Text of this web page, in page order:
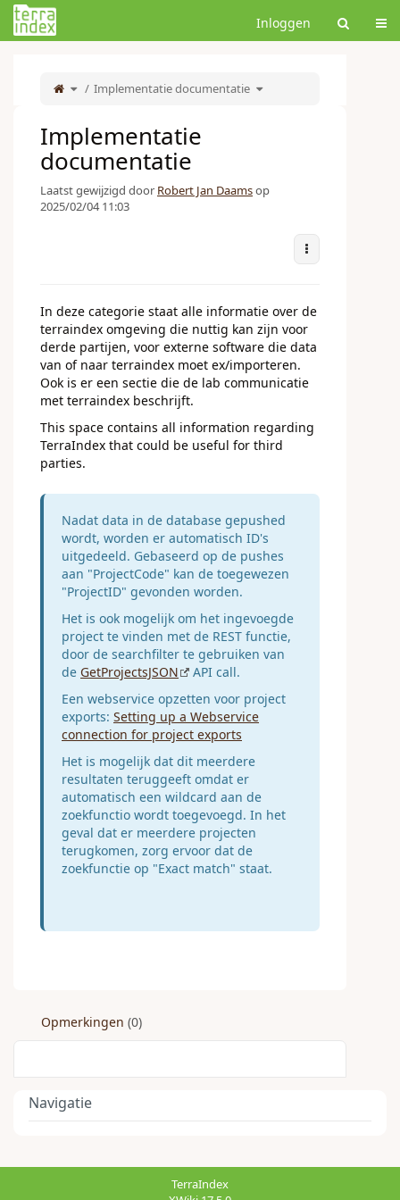
Home
Inloggen
Toggle
the
parent
tree
Implementatie documentatie Toggle
the
hierarchy
Implementatie
documentatie
Laatst gewijzigd door Robert Jan Daamsop
2025/02/04 11:03
More Actions
In deze categorie staat alle informatie over de
terraindex omgeving die nuttig kan zijn voor
derde partijen, voor externe software die data
van of naar terraindex moet ex/importeren.
Ook is er een sectie die de lab communicatie
met terraindex beschrijft.
This space contains all information regarding
TerraIndex that could be useful for third
parties.
Nadat data in de database gepushed
wordt, worden er automatisch ID's
uitgedeeld. Gebaseerd op de pushes
aan "ProjectCode" kan de toegewezen
"ProjectID" gevonden worden.
Het is ook mogelijk om het ingevoegde
project te vinden met de REST functie,
door de searchfilter te gebruiken van
de GetProjectsJSON
API call.
Een webservice opzetten voor project
exports: Setting up a Webservice
connection for project exports
Het is mogelijk dat dit meerdere
resultaten teruggeeft omdat er
automatisch een wildcard aan de
zoekfunctio wordt toegevoegd. In het
geval dat er meerdere projecten
terugkomen, zorg ervoor dat de
zoekfunctie op "Exact match" staat.
Opmerkingen (0)
Navigatie
TerraIndex